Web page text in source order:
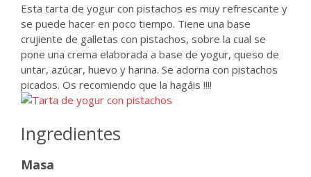
Esta tarta de yogur con pistachos es muy refrescante y
se puede hacer en poco tiempo. Tiene una base
crujiente de galletas con pistachos, sobre la cual se
pone una crema elaborada a base de yogur, queso de
untar, azúcar, huevo y harina. Se adorna con pistachos
picados. Os recomiendo que la hagáis !!!!
Ingredientes
Masa